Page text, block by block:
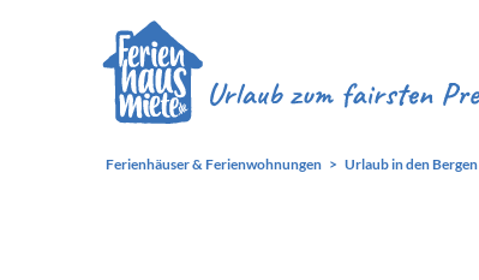
Ferienhäuser & Ferienwohnungen Urlaub in den Bergen